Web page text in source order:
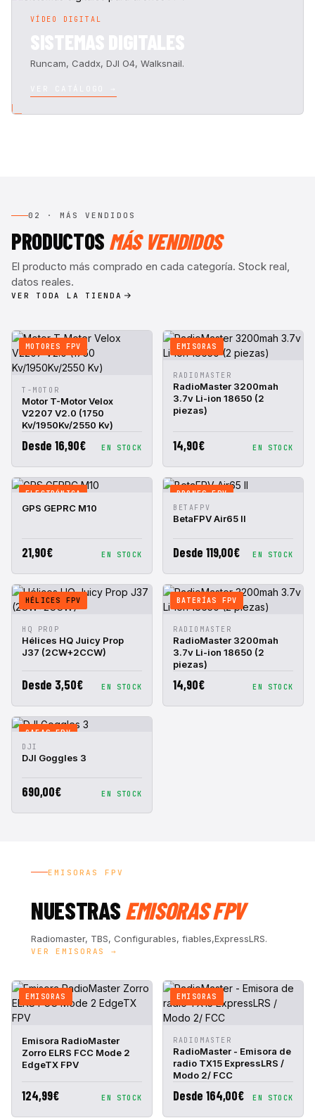
VÍDEO DIGITAL
Runcam, Caddx, DJI O4, Walksnail.
02 · MÁS VENDIDOS
PRODUCTOS MÁS VENDIDOS
El producto más comprado en cada categoría. Stock real,
datos reales.
VER TODA LA TIENDA
MOTORES FPV
VISTA
RÁPIDA
CESTA
T-MOTOR
Motor T-Motor Velox
V2207 V2.0 (1750
Kv/1950Kv/2550 Kv)
Desde 16,90€ EN STOCK
EMISORAS
VISTA
RÁPIDA
CESTA
RADIOMASTER
RadioMaster 3200mah
3.7v Li-ion 18650 (2
piezas)
14,90€ EN STOCK
ELECTRÓNICA
VISTA
AÑADIR A
GPS GEPRC M10
21,90€ EN STOCK
DRONES FPV
VISTA
RÁPIDA
CESTA
BETAFPV
BetaFPV Air65 II
Desde 119,00€ EN STOCK
HÉLICES FPV
VISTA
RÁPIDA
CESTA
HQ PROP
Hélices HQ Juicy Prop
J37 (2CW+2CCW)
Desde 3,50€ EN STOCK
BATERÍAS FPV
VISTA
RÁPIDA
CESTA
RADIOMASTER
RadioMaster 3200mah
3.7v Li-ion 18650 (2
piezas)
14,90€ EN STOCK
GAFAS FPV
VISTA
RÁPIDA
DJI
DJI Goggles 3
690,00€ EN STOCK
EMISORAS FPV
NUESTRASEMISORAS FPV
Radiomaster, TBS, Configurables, fiables,ExpressLRS.
VER EMISORAS →
EMISORAS
VISTA
AÑADIR A
Emisora RadioMaster
Zorro ELRS FCC Mode 2
EdgeTX FPV
124,99€ EN STOCK
EMISORAS
VISTA
RÁPIDA
CESTA
RADIOMASTER
RadioMaster - Emisora de
radio TX15 ExpressLRS /
Modo 2/ FCC
Desde 164,00€ EN STOCK